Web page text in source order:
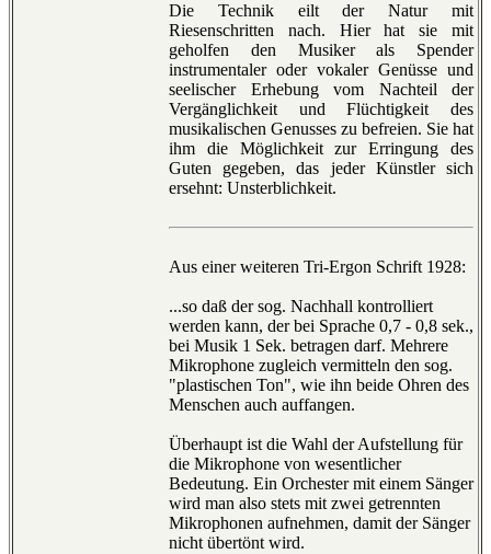
Die Technik eilt der Natur mit
Riesenschritten nach. Hier hat sie mit
geholfen den Musiker als Spender
instrumentaler oder vokaler Genüsse und
seelischer Erhebung vom Nachteil der
Vergänglichkeit und Flüchtigkeit des
musikalischen Genusses zu befreien. Sie hat
ihm die Möglichkeit zur Erringung des
Guten gegeben, das jeder Künstler sich
ersehnt: Unsterblichkeit.
Aus einer weiteren Tri-Ergon Schrift 1928:
...so daß der sog. Nachhall kontrolliert
werden kann, der bei Sprache 0,7 - 0,8 sek.,
bei Musik 1 Sek. betragen darf. Mehrere
Mikrophone zugleich vermitteln den sog.
"plastischen Ton", wie ihn beide Ohren des
Menschen auch auffangen.
Überhaupt ist die Wahl der Aufstellung für
die Mikrophone von wesentlicher
Bedeutung. Ein Orchester mit einem Sänger
wird man also stets mit zwei getrennten
Mikrophonen aufnehmen, damit der Sänger
nicht übertönt wird.